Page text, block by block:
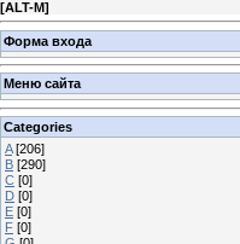
[ALT-M]
Форма входа
Меню сайта
Categories
A [206]
B [290]
C [0]
D [0]
E [0]
F [0]